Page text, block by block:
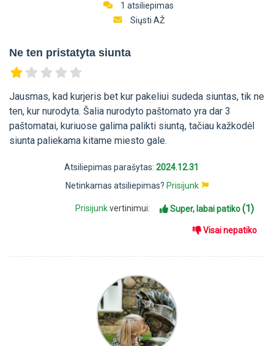
1 atsiliepimas
Siųsti AŽ
Ne ten pristatyta siunta
Jausmas, kad kurjeris bet kur pakeliui sudeda siuntas, tik ne
ten, kur nurodyta. Šalia nurodyto paštomato yra dar 3
paštomatai, kuriuose galima palikti siuntą, tačiau kažkodėl
siunta paliekama kitame miesto gale.
Atsiliepimas parašytas: 2024.12.31
Netinkamas atsiliepimas? Prisijunk
Prisijunkvertinimui: Super, labai patiko(1)
Visai nepatiko